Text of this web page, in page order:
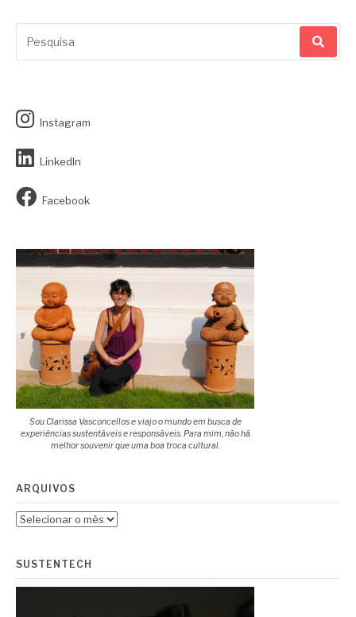
por:
Instagram
LinkedIn
Facebook
Sou Clarissa Vasconcellos e viajo o mundo em busca de
experiências sustentáveis e responsáveis. Para mim, não há
melhor souvenir que uma boa troca cultural.
ARQUIVOS
Arquivos
SUSTENTECH